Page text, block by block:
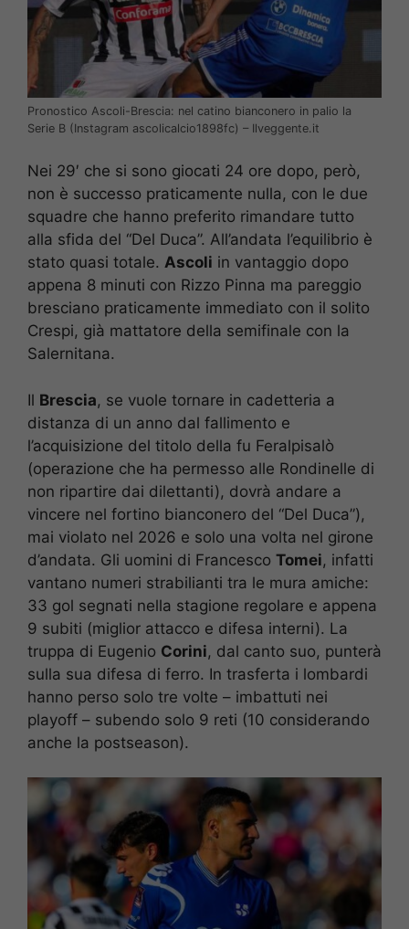
Pronostico Ascoli-Brescia: nel catino bianconero in palio la
Serie B (Instagram ascolicalcio1898fc) – Ilveggente.it
Nei 29′ che si sono giocati 24 ore dopo, però,
non è successo praticamente nulla, con le due
squadre che hanno preferito rimandare tutto
alla sfida del “Del Duca”. All’andata l’equilibrio è
stato quasi totale. Ascoli in vantaggio dopo
appena 8 minuti con Rizzo Pinna ma pareggio
bresciano praticamente immediato con il solito
Crespi, già mattatore della semifinale con la
Salernitana.
Il Brescia, se vuole tornare in cadetteria a
distanza di un anno dal fallimento e
l’acquisizione del titolo della fu Feralpisalò
(operazione che ha permesso alle Rondinelle di
non ripartire dai dilettanti), dovrà andare a
vincere nel fortino bianconero del “Del Duca”),
mai violato nel 2026 e solo una volta nel girone
d’andata. Gli uomini di Francesco Tomei, infatti
vantano numeri strabilianti tra le mura amiche:
33 gol segnati nella stagione regolare e appena
9 subiti (miglior attacco e difesa interni). La
truppa di Eugenio Corini, dal canto suo, punterà
sulla sua difesa di ferro. In trasferta i lombardi
hanno perso solo tre volte – imbattuti nei
playoff – subendo solo 9 reti (10 considerando
anche la postseason).